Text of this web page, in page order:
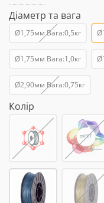
Діаметр та вага
Ø1,75мм Вага:0,5кг
Ø1,75мм Вага:1,0кг
Ø2,90мм Вага:0,75кг
Колір